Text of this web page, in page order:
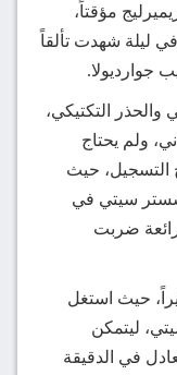
مؤقتاً،
ليلة شهدت تألقاً
جوارديولا.
التكتيكي،
ولم يحتاج
التسجيل، حيث
سيتي في
فنية رائعة ضربت
حيث استغل
ليتمكن
في الدقيقة